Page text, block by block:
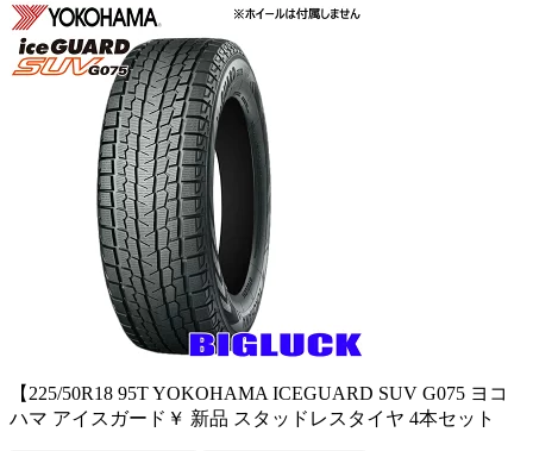
【225/50R18 95T YOKOHAMA ICEGUARD SUV G075 ヨコ
ハマ アイスガード￥ 新品 スタッドレスタイヤ 4本セット